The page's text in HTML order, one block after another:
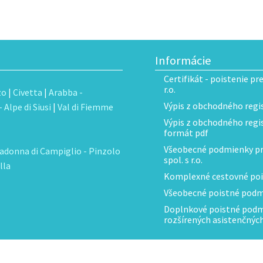
| Civetta | Arabba -
Alpe di Siusi | Val di Fiemme
di Campiglio - Pinzolo
Informácie
Certifikát - poistenie pre
r.o.
Výpis z obchodného
Výpis z obchodného
formát pdf
Všeobecné podmienky
spol. s r.o.
Komplexné cestovné
Všeobecné poistné
Doplnkové poistné
rozšírených